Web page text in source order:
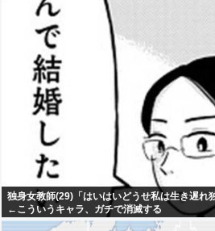
独身女教師(29)「はいはいどうせ私は生き遅れ
←こういうキャラ、ガチで消滅する